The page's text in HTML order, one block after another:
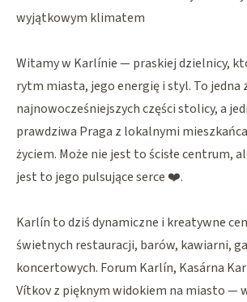
wyjątkowym klimatem
Witamy w Karlínie — praskiej dzielnicy,
rytm miasta, jego energię i styl. To jedna
najnowocześniejszych części stolicy, a
prawdziwa Praga z lokalnymi
życiem. Może nie jest to ścisłe centrum,
jest to jego pulsujące serce ❤️.
Karlín to dziś dynamiczne i kreatywne
świetnych restauracji, barów, kawiarni,
koncertowych. Forum Karlín, Kasárna
Vítkov z pięknym widokiem na miasto —